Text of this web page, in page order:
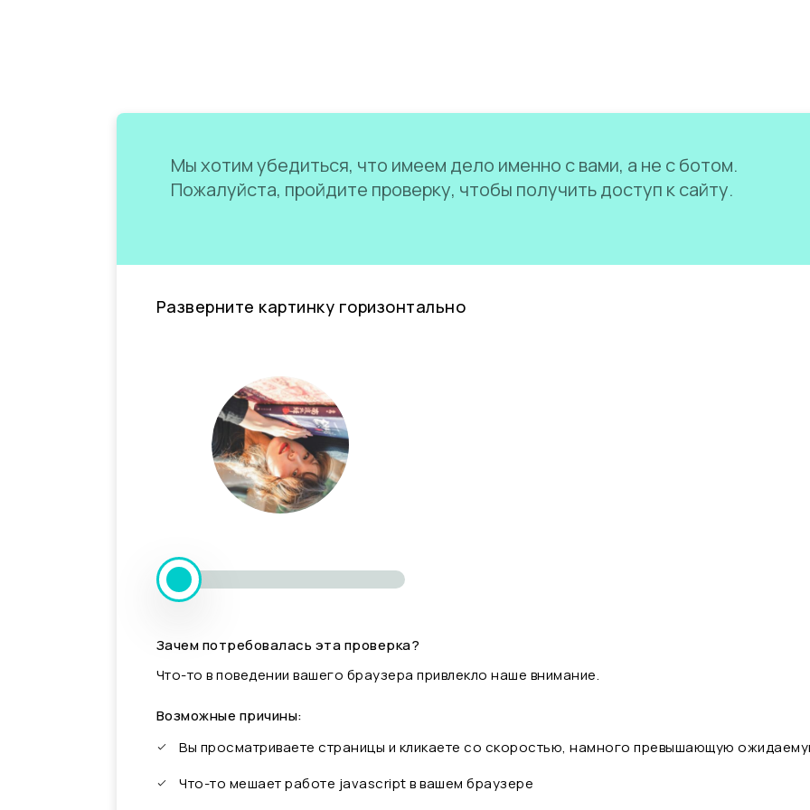
Мы хотим убедиться, что имеем дело именно с вами, а не с ботом.
Пожалуйста, пройдите проверку, чтобы получить доступ к сайту.
Разверните картинку горизонтально
Зачем потребовалась эта проверка?
Что-то в поведении вашего браузера привлекло наше внимание.
Возможные причины:
Вы просматриваете страницы и кликаете со скоростью, намного превышающую
Что-то мешает работе javascript в вашем браузере